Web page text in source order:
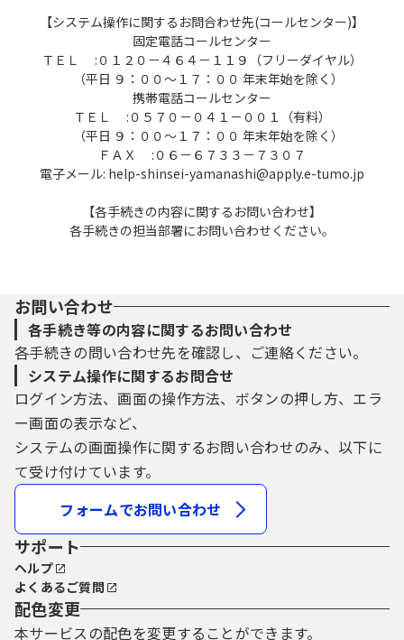
【システム操作に関するお問合わせ先(コールセンター)】
固定電話コールセンター
ＴＥＬ :０１２０－４６４－１１９（フリーダイヤル）
（平日 ９：００～１７：００ 年末年始を除く）
携帯電話コールセンター
ＴＥＬ :０５７０－０４１－００１（有料）
（平日 ９：００～１７：００ 年末年始を除く）
ＦＡＸ :０６－６７３３－７３０７
電子メール: help-shinsei-yamanashi@apply.e-tumo.jp
【各手続きの内容に関するお問い合わせ】
各手続きの担当部署にお問い合わせください。
お問い合わせ
各手続き等の内容に関するお問い合わせ
各手続きの問い合わせ先を確認し、ご連絡ください。
システム操作に関するお問合せ
ログイン方法、画面の操作方法、ボタンの押し方、エラ
ー画面の表示など、
システムの画面操作に関するお問い合わせのみ、以下に
て受け付けています。
フォームでお問い合わせ
サポート
ヘルプ
よくあるご質問
配色変更
本サービスの配色を変更することができます。